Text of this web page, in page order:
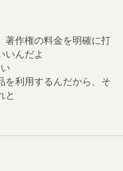
著作権の料金を明確に打
いんだよ
を利用するんだから、そ
と